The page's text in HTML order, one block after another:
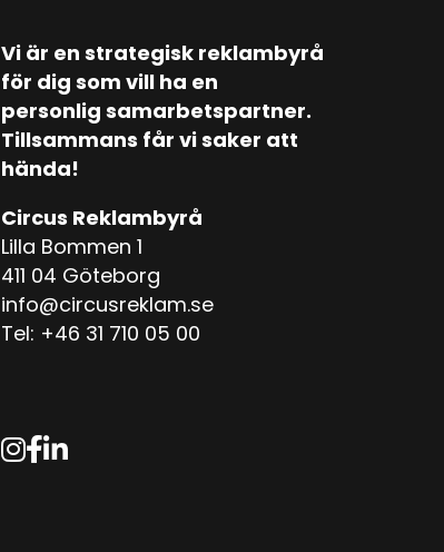
Vi är en strategisk reklambyrå
för dig som vill ha en
personlig samarbetspartner.
Tillsammans får vi saker att
hända!
Circus Reklambyrå
Lilla Bommen 1
411 04 Göteborg
info@circusreklam.se
Tel: +46 31 710 05 00